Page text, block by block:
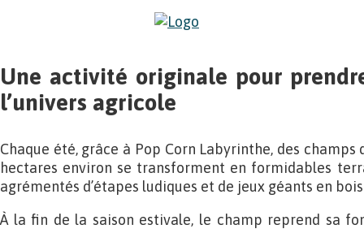
Une activité originale pour
l’univers agricole
Chaque été, grâce à Pop Corn Labyrinthe, des champs
hectares environ se transforment en formidables
agrémentés d’étapes ludiques et de jeux géants en
À la fin de la saison estivale, le champ reprend sa